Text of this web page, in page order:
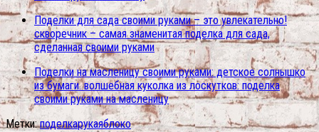
Поделки для сада своими руками – это увлекательно!
скворечник – самая знаменитая поделка для сада,
сделанная своими руками
Поделки на масленицу своими руками: детское солнышко
из бумаги. волшебная куколка из лоскутков: поделка
своими руками на масленицу
Метки: поделкарукаяблоко